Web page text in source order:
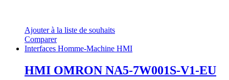
Ajouter à la liste de souhaits
Comparer
Interfaces Homme-Machine HMI
HMI OMRON NA5-7W001S-V1-EU